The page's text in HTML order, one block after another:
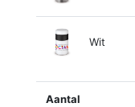
Wit
Aantal